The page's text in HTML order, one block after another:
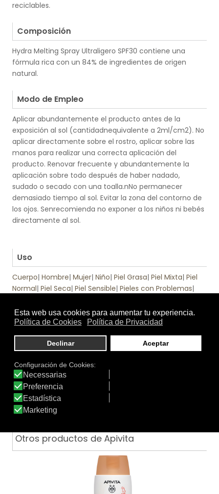
reciclables.
Composición
Hydra Melting Spray Ultraligero SPF30 contiene una
fórmula rica con un 84% de ingredientes de origen
natural.
Modo de Empleo
Aplicar abundantemente el producto antes de la
exposición al sol (cantidadnequivalente a 2ml/cm2). No
aplicar directamente sobre el rostro, aplicar sobre las
manos para realizar una correcta aplicación del
producto. Renovar frecuente y abundantemente la
aplicación sobre todo después de haber nadado,
sudado o secado con una toalla.nNo permanecer
demasiado tiempo al sol. Evitar la zona del contorno de
los ojos. Senrecomienda no exponer a los niños ni bebés
directamente al sol.
Uso
Cuerpo| Hombre| Mujer| Niño| Piel Grasa| Piel Mixta| Piel
Normal| Piel Seca| Piel Sensible| Pieles con Problemas|
Función
Aceite solar|Hidratante Protección Solar SPF 30-45
Textura
Tratamiento
de:
Otros productos de Apivita